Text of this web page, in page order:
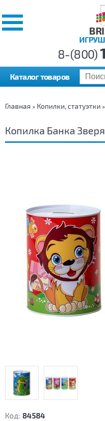
8-(800)
Каталог товаров
Главная » Копилки, статуэтки »
Копилка Банка
Код: 84584